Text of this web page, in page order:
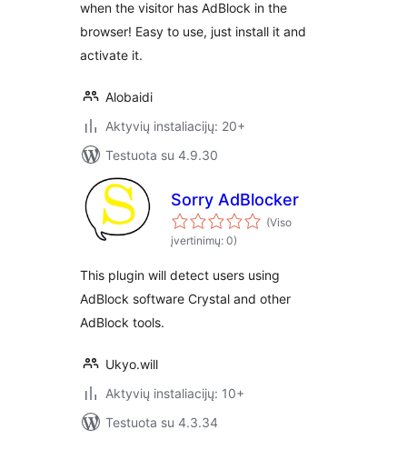
when the visitor has AdBlock in the
browser! Easy to use, just install it and
activate it.
Alobaidi
Aktyvių instaliacijų: 20+
Testuota su 4.9.30
Sorry AdBlocker
(Viso
įvertinimų: 0)
This plugin will detect users using
AdBlock software Crystal and other
AdBlock tools.
Ukyo.will
Aktyvių instaliacijų: 10+
Testuota su 4.3.34